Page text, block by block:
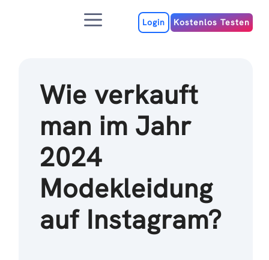
MenuLogin Kostenlos Testen
Wie verkauft
man im Jahr
2024
Modekleidung
auf Instagram?